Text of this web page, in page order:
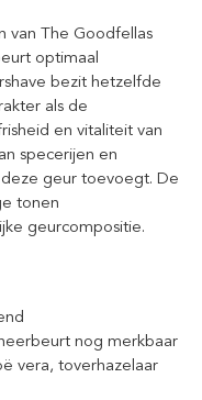
van The Goodfellas
optimaal
bezit hetzelfde
als de
en vitaliteit van
specerijen en
geur toevoegt. De
tonen
geurcompositie.
nog merkbaar
vera, toverhazelaar